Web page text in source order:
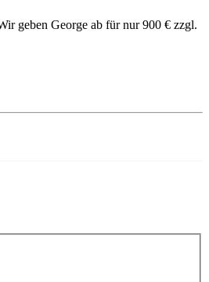
geben George ab für nur 900 € zzgl.